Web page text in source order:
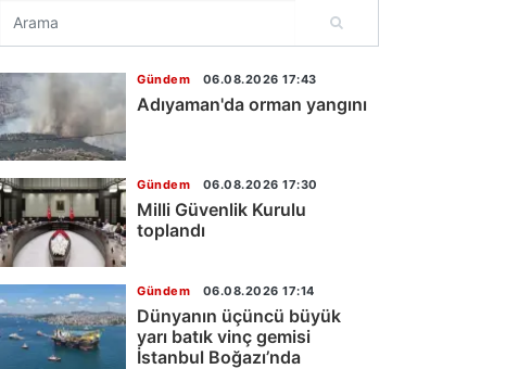
Gündem 06.08.2026 17:43
Adıyaman'da orman yangını
Gündem 06.08.2026 17:30
Milli Güvenlik Kurulu
toplandı
Gündem 06.08.2026 17:14
Dünyanın üçüncü büyük
yarı batık vinç gemisi
İstanbul Boğazı’nda